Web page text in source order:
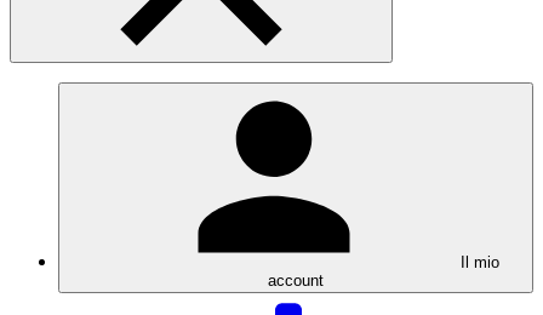
Il mio
account